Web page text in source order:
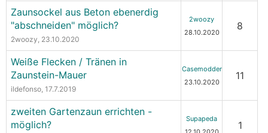
Zaunsockel aus Beton ebenerdig
"abschneiden" möglich?
2woozy, 23.10.2020
2woozy
28.10.2020
8
Weiße Flecken / Tränen in
Zaunstein-Mauer
ildefonso, 17.7.2019
Casemodder
23.10.2020
11
zweiten Gartenzaun errichten -
möglich?
Supapeda
1